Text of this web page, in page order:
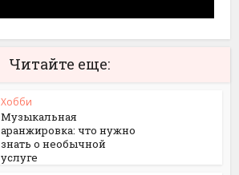
Читайте еще:
Хобби
Музыкальная
аранжировка: что нужно
знать о необычной
услуге